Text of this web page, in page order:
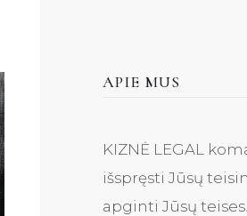
APIE MUS
KIZNĖ LEGAL
išspręsti Jūsų
apginti Jūsų